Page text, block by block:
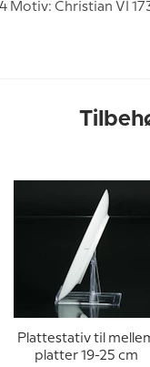
Motiv: Christian VI
Plattestativ til
platter 19-25 cm